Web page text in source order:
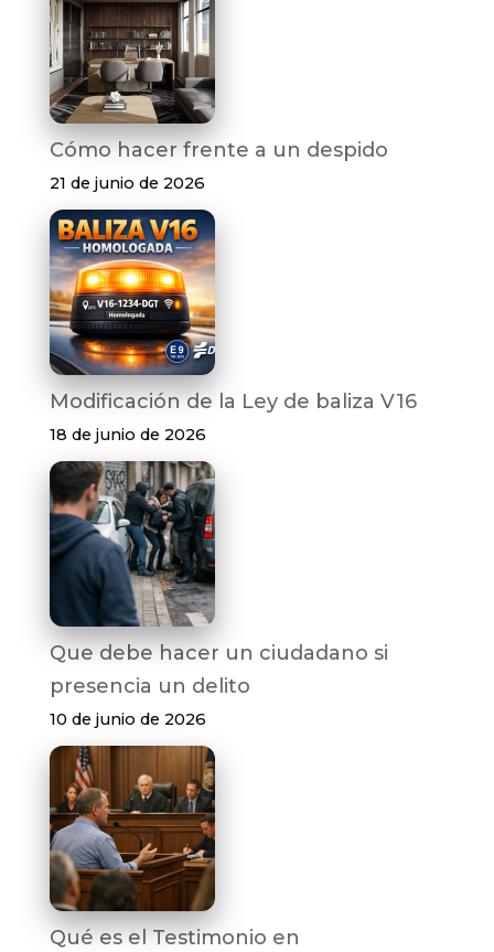
Cómo hacer frente a un despido
21 de junio de 2026
Modificación de la Ley de baliza V16
18 de junio de 2026
Que debe hacer un ciudadano si
presencia un delito
10 de junio de 2026
Qué es el Testimonio en